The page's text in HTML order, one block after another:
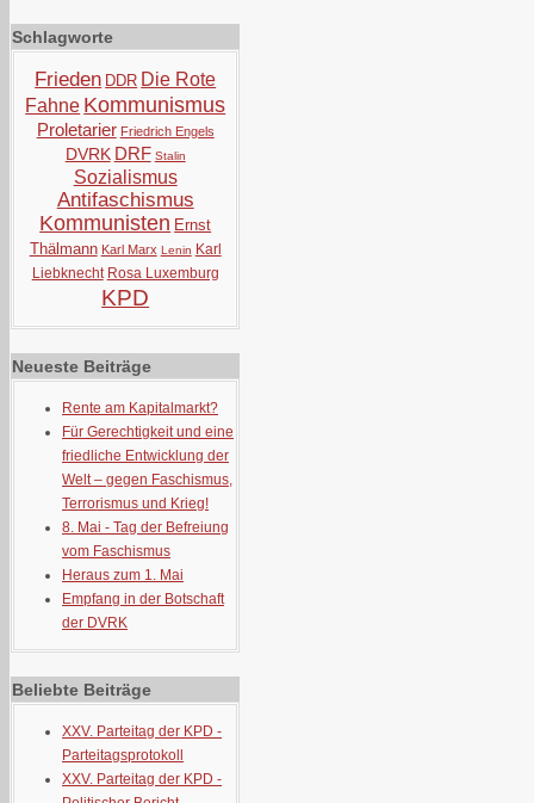
Schlagworte
Frieden DDR Die Rote
Fahne Kommunismus
Proletarier Friedrich Engels
DVRK DRF Stalin
Sozialismus
Antifaschismus
Kommunisten Ernst
Thälmann Karl Marx Lenin Karl
Liebknecht Rosa Luxemburg
KPD
Neueste Beiträge
Rente am Kapitalmarkt?
Für Gerechtigkeit und eine
friedliche Entwicklung der
Welt – gegen Faschismus,
Terrorismus und Krieg!
8. Mai - Tag der Befreiung
vom Faschismus
Heraus zum 1. Mai
Empfang in der Botschaft
der DVRK
Beliebte Beiträge
XXV. Parteitag der KPD -
Parteitagsprotokoll
XXV. Parteitag der KPD -